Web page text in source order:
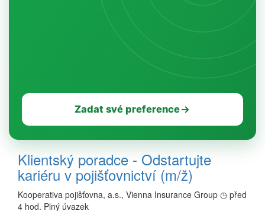
Zadat své preference
Klientský poradce - Odstartujte
kariéru v pojišťovnictví (m/ž)
Kooperativa pojišťovna, a.s., Vienna Insurance Group ◷ před
4 hod. Plný úvazek